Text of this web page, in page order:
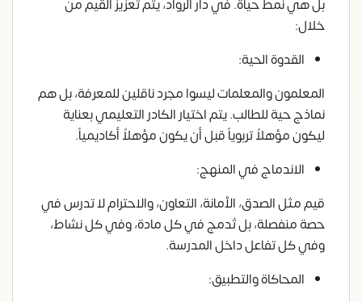
بل هي نمط حياة. في دار الرواد، يتم تعزيز القيم من
خلال:
القدوة الحية:
المعلمون والمعلمات ليسوا مجرد ناقلين للمعرفة، بل هم
نماذج حية للطالب. يتم اختيار الكادر التعليمي بعناية
ليكون مؤهلاً تربوياً قبل أن يكون مؤهلاً أكاديمياً.
الاندماج في المنهج:
قيم مثل الصدق، الأمانة، التعاون، والاحترام لا تدرس في
حصة منفصلة، بل تُدمج في كل مادة، وفي كل نشاط،
وفي كل تفاعل داخل المدرسة.
المحاكاة والتطبيق: